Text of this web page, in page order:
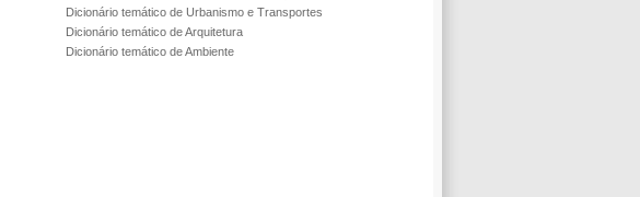
Dicionário temático de Urbanismo e Transportes
Dicionário temático de Arquitetura
Dicionário temático de Ambiente